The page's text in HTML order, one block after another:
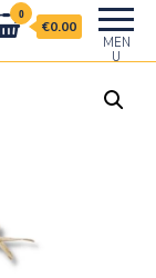
MEN
U
0
€0.00